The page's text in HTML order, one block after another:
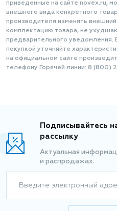
приведенные на сайте novex.ru,
внешнего вида конкретного
производителя изменять
комплектацию товара, не
предварительного
покупкой уточняйте
на официальном сайте
телефону Горячей линии: 8 (800)
Подписывайтесь
рассылку
Актуальная
и распродажах.
Введите электронный